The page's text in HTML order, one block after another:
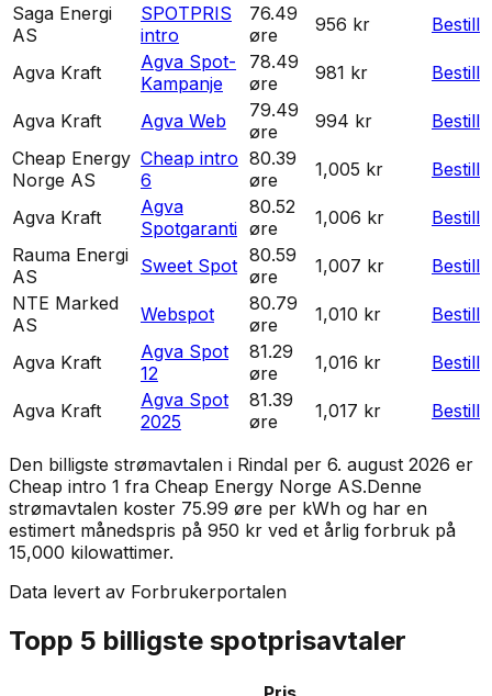
Saga Energi
AS
SPOTPRIS
intro
76.49
øre
956 kr Bestill
Agva Kraft
Agva Spot-
Kampanje
78.49
øre
981 kr Bestill
Agva Kraft Agva Web
79.49
øre
994 kr
Bestill
Cheap Energy
Norge AS
Cheap intro
6
80.39
øre
1,005 kr Bestill
Agva Kraft
Agva
Spotgaranti
80.52
øre
1,006 kr
Bestill
Rauma Energi
AS
Sweet Spot 80.59
øre
1,007 kr
Bestill
NTE Marked
AS
Webspot
80.79
øre
1,010 kr Bestill
Agva Kraft
Agva Spot
12
81.29
øre
1,016 kr Bestill
Agva Kraft
Agva Spot
2025
81.39
øre
1,017 kr Bestill
Den billigste strømavtalen i Rindal per 6. august 2026 er
Cheap intro 1 fra Cheap Energy Norge AS.Denne
strømavtalen koster 75.99 øre per kWh og har en
estimert månedspris på 950 kr ved et årlig forbruk på
15,000 kilowattimer.
Data levert av Forbrukerportalen
Topp 5 billigste spotprisavtaler